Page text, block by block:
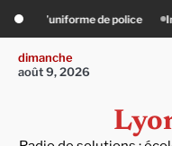
content
ingérences : le journalisme
dimanche
août 9, 2026